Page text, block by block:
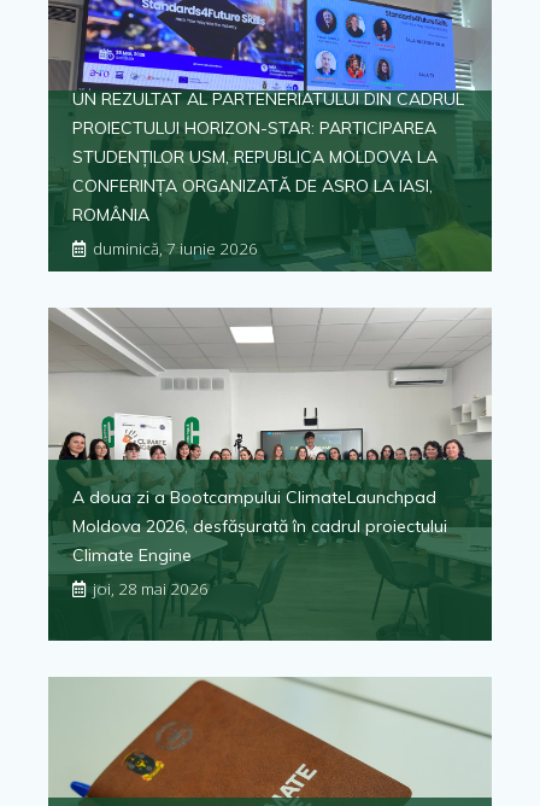
UN REZULTAT AL PARTENERIATULUI DIN CADRUL
PROIECTULUI HORIZON-STAR: PARTICIPAREA
STUDENȚILOR USM, REPUBLICA MOLDOVA LA
CONFERINȚA ORGANIZATĂ DE ASRO LA IASI,
ROMÂNIA
duminică, 7 iunie 2026
A doua zi a Bootcampului ClimateLaunchpad
Moldova 2026, desfășurată în cadrul proiectului
Climate Engine
joi, 28 mai 2026